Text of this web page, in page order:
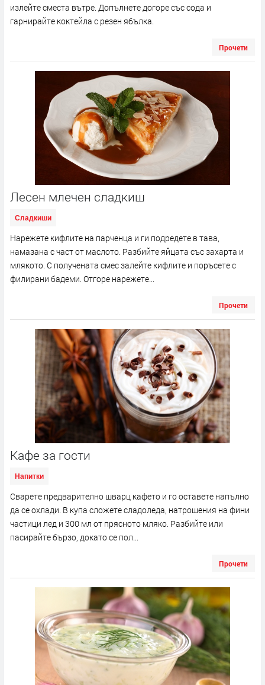
излейте сместа вътре. Допълнете догоре със сода и
гарнирайте коктейла с резен ябълка.
Прочети
Лесен млечен сладкиш
Сладкиши
Нарежете кифлите на парченца и ги подредете в тава,
намазана с част от маслото. Разбийте яйцата със захарта и
млякото. С получената смес залейте кифлите и поръсете с
филирани бадеми. Отгоре нарежете...
Прочети
Кафе за гости
Напитки
Сварете предварително шварц кафето и го оставете напълно
да се охлади. В купа сложете сладоледа, натрошения на фини
частици лед и 300 мл от прясното мляко. Разбийте или
пасирайте бързо, докато се пол...
Прочети